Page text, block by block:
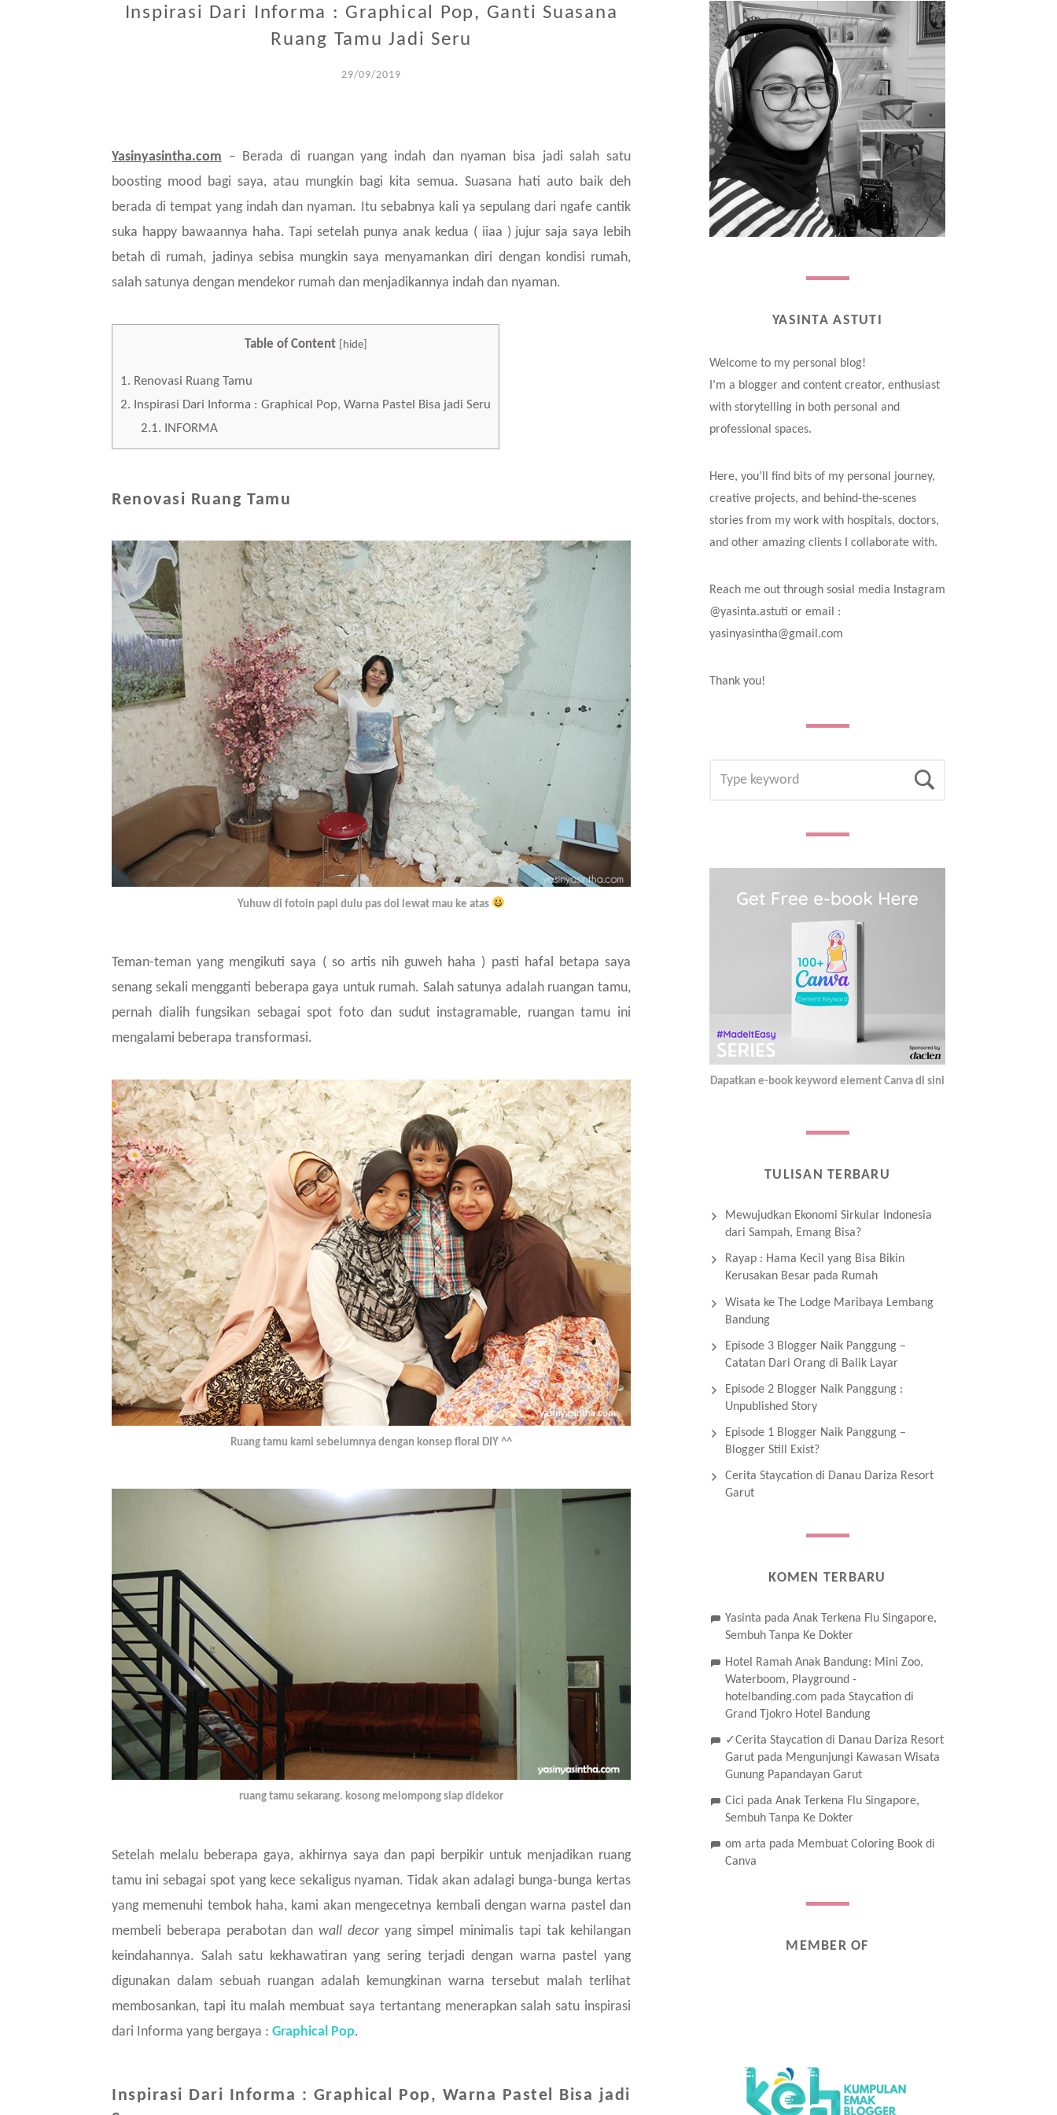
Inspirasi Dari Informa : Graphical Pop, Ganti Suasana
Ruang Tamu Jadi Seru
29/09/2019
Yasinyasintha.com – Berada di ruangan yang indah dan nyaman bisa jadi salah satu
boosting mood bagi saya, atau mungkin bagi kita semua. Suasana hati auto baik deh
berada di tempat yang indah dan nyaman. Itu sebabnya kali ya sepulang dari ngafe cantik
suka happy bawaannya haha. Tapi setelah punya anak kedua ( iiaa ) jujur saja saya lebih
betah di rumah, jadinya sebisa mungkin saya menyamankan diri dengan kondisi rumah,
salah satunya dengan mendekor rumah dan menjadikannya indah dan nyaman.
Table of Content hide]
1. Renovasi Ruang Tamu
2. Inspirasi Dari Informa : Graphical Pop, Warna Pastel Bisa jadi Seru
2.1. INFORMA
Renovasi Ruang Tamu
Yuhuw di fotoin papi dulu pas doi lewat mau ke atas
Teman-teman yang mengikuti saya ( so artis nih guweh haha ) pasti hafal betapa saya
senang sekali mengganti beberapa gaya untuk rumah. Salah satunya adalah ruangan tamu,
pernah dialih fungsikan sebagai spot foto dan sudut instagramable, ruangan tamu ini
mengalami beberapa transformasi.
Ruang tamu kami sebelumnya dengan konsep floral DIY ^^
ruang tamu sekarang. kosong melompong siap didekor
Setelah melalu beberapa gaya, akhirnya saya dan papi berpikir untuk menjadikan ruang
tamu ini sebagai spot yang kece sekaligus nyaman. Tidak akan adalagi bunga-bunga kertas
yang memenuhi tembok haha, kami akan mengecetnya kembali dengan warna pastel dan
membeli beberapa perabotan dan wall decoryang simpel minimalis tapi tak kehilangan
keindahannya. Salah satu kekhawatiran yang sering terjadi dengan warna pastel yang
digunakan dalam sebuah ruangan adalah kemungkinan warna tersebut malah terlihat
membosankan, tapi itu malah membuat saya tertantang menerapkan salah satu inspirasi
dari Informa yang bergaya : Graphical Pop.
Inspirasi Dari Informa : Graphical Pop, Warna Pastel Bisa jadi
YASINTA ASTUTI
Welcome to my personal blog!
I’m a blogger and content creator, enthusiast
with storytelling in both personal and
professional spaces.
Here, you’ll find bits of my personal journey,
creative projects, and behind-the-scenes
stories from my work with hospitals, doctors,
and other amazing clients I collaborate with.
Reach me out through sosial media Instagram
@yasinta.astuti or email :
yasinyasintha@gmail.com
Thank you!
Dapatkan e-book keyword element Canva di sini
TULISAN TERBARU
Mewujudkan Ekonomi Sirkular Indonesia
dari Sampah, Emang Bisa?
Rayap : Hama Kecil yang Bisa Bikin
Kerusakan Besar pada Rumah
Wisata ke The Lodge Maribaya Lembang
Bandung
Episode 3 Blogger Naik Panggung –
Catatan Dari Orang di Balik Layar
Episode 2 Blogger Naik Panggung :
Unpublished Story
Episode 1 Blogger Naik Panggung –
Blogger Still Exist?
Cerita Staycation di Danau Dariza Resort
Garut
KOMEN TERBARU
Yasinta pada Anak Terkena Flu Singapore,
Sembuh Tanpa Ke Dokter
Hotel Ramah Anak Bandung: Mini Zoo,
Waterboom, Playground -
hotelbanding.com pada Staycation di
Grand Tjokro Hotel Bandung
✓Cerita Staycation di Danau Dariza Resort
Garut pada Mengunjungi Kawasan Wisata
Gunung Papandayan Garut
Cici pada Anak Terkena Flu Singapore,
Sembuh Tanpa Ke Dokter
om arta pada Membuat Coloring Book di
Canva
MEMBER OF